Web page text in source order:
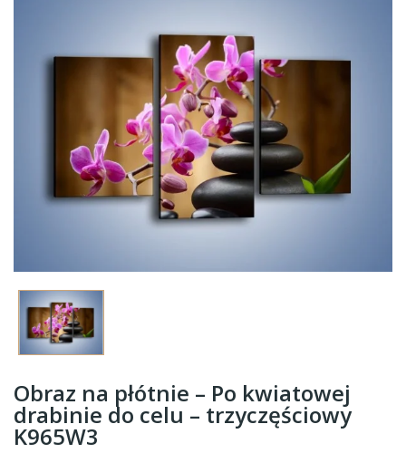
Obraz na płótnie – Po kwiatowej
drabinie do celu – trzyczęściowy
K965W3